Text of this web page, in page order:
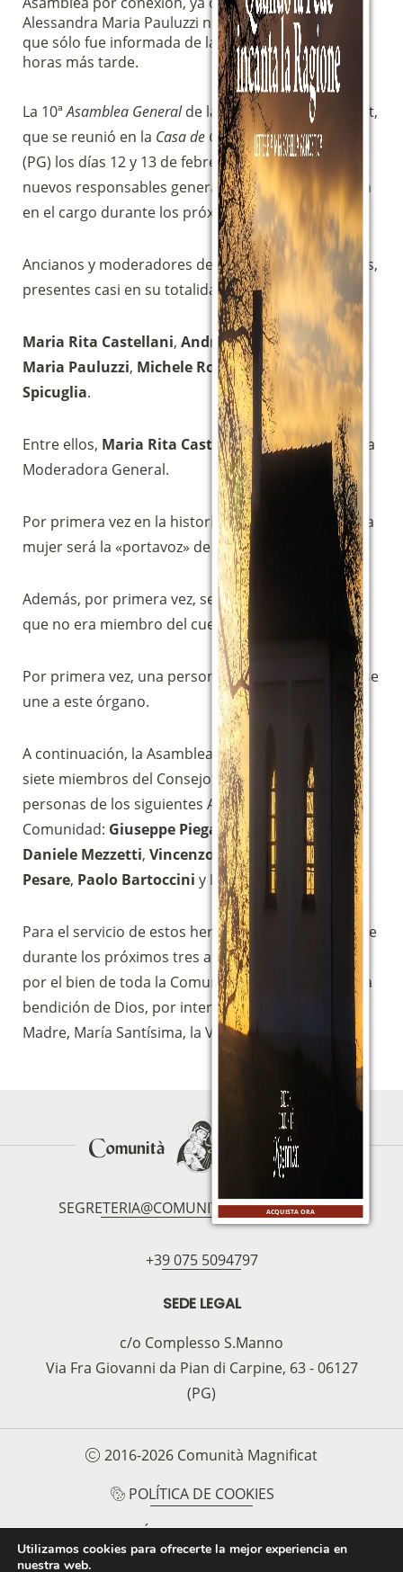
Alessandra Maria Pauluzzi no estuvo presente, ya
que sólo fue informada de la elección un par de
horas más tarde.
La 10ªAsamblea Generalde la Comunidad Magnificat,
que se reunió en la Casa de Oración Taborde Agello
(PG) los días 12 y 13 de febrero de 2022, eligió a los
nuevos responsables generales que permanecerán
en el cargo durante los próximos tres años.
Ancianos y moderadores de todas las fraternidades,
presentes casi en su totalidad, elegidos, por orden:
Maria Rita Castellani, Andrea Orsini,Alessandra
Maria Pauluzzi, Michele Rossetti yAngelo
Spicuglia.
Entre ellos, Maria Rita Castellani fue elegida nueva
Moderadora General.
Por primera vez en la historia de la Comunidad, una
mujer será la «portavoz» de la Comunidad.
Además, por primera vez, se eligió a una persona
que no era miembro del cuerpo de ancianos.
Por primera vez, una persona de la Zona de Sicilia se
une a este órgano.
A continuación, la Asamblea procedió a elegir a los
siete miembros del Consejo Consultivo, en las
personas de los siguientes Ancianos de la
Comunidad: Giuseppe Piegai,Stefano Ragnacci ,
Daniele Mezzetti, Vincenzo Genovese
Oreste
Pesare, Paolo Bartoccini y Massimo Roscini
Para el servicio de estos hermanos y hermanas, que
durante los próximos tres años deberán trabajar
por el bien de toda la Comunidad, pedimos la plena
bendición de Dios, por intercesión de Su Santa
Madre, María Santísima, la Virgen del Magníficat.
SEGRETERIA@COMUNITAMAGNIFICAT.ORG
+39 075 5094797
SEDE LEGAL
c/o Complesso S.Manno
Via Fra Giovanni da Pian di Carpine, 63 - 06127
(PG)
2016-2026 Comunità Magnificat
POLÍTICA DE COOKIES
POLÍTICA DE PRIVACIDAD
Sostieni la Comunità Magnificat
Fai una donazione sul nostro conto
IBAN:
IT49S0200803039000102071988
(clicca per copiare)
ACQUISTA ORA
Utilizamos cookies para ofrecerte la mejor experiencia en
nuestra web.